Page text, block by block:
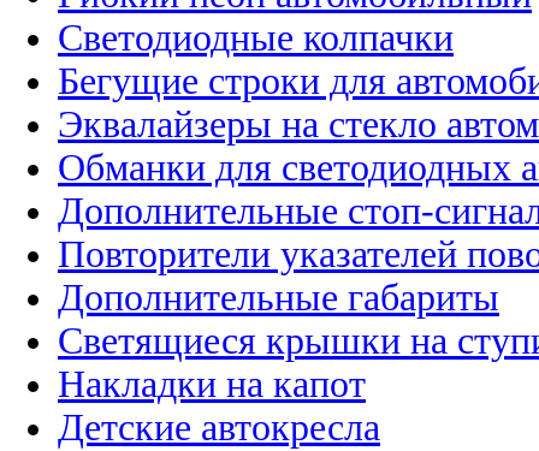
Светодиодные колпачки
Бегущие строки для
Эквалайзеры на стекло
Обманки для светодиодных
Дополнительные стоп-
Повторители указателей
Дополнительные габариты
Светящиеся крышки на
Накладки на капот
Детские автокресла